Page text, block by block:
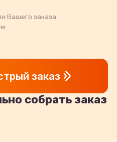
Вашего заказа
заказ
собрать заказ